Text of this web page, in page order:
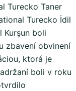
Turecko Taner
Turecko İdil
Kurşun boli
zbavení obvinení
ktorá je
boli v roku